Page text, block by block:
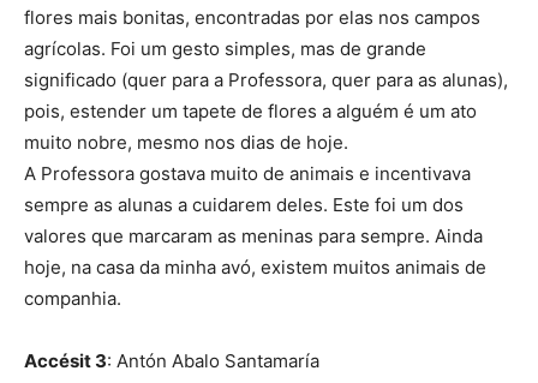
flores mais bonitas, encontradas por elas nos campos
agrícolas. Foi um gesto simples, mas de grande
significado (quer para a Professora, quer para as alunas),
pois, estender um tapete de flores a alguém é um ato
muito nobre, mesmo nos dias de hoje.
A Professora gostava muito de animais e incentivava
sempre as alunas a cuidarem deles. Este foi um dos
valores que marcaram as meninas para sempre. Ainda
hoje, na casa da minha avó, existem muitos animais de
companhia.
Accésit 3: Antón Abalo Santamaría